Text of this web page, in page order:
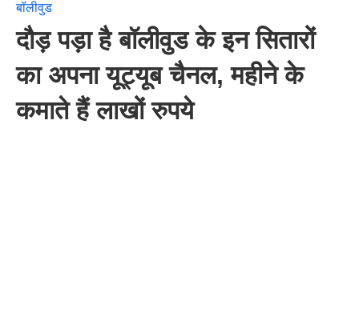
बॉलीवुड
दौड़ पड़ा है बॉलीवुड के इन सितारों
का अपना यूट्यूब चैनल, महीने के
कमाते हैं लाखों रुपये